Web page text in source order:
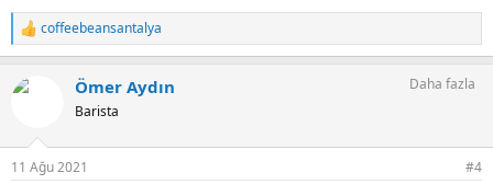
T
e
k
coffeebeansantalya
Ömer Aydın
Barista
Daha fazla
11 Ağu 2021 #4